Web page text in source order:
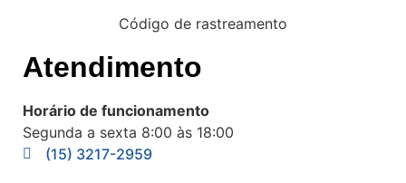
Código de rastreamento
Atendimento
Horário de funcionamento
Segunda a sexta 8:00 às 18:00
(15) 3217-2959